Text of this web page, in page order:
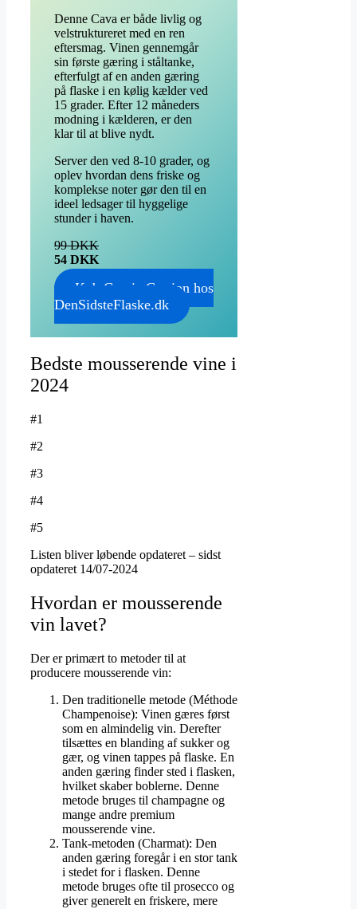
Denne Cava er både livlig og
velstruktureret med en ren
eftersmag. Vinen gennemgår
sin første gæring i ståltanke,
efterfulgt af en anden gæring
på flaske i en kølig kælder ved
15 grader. Efter 12 måneders
modning i kælderen, er den
klar til at blive nydt.
Server den ved 8-10 grader, og
oplev hvordan dens friske og
komplekse noter gør den til en
ideel ledsager til hyggelige
stunder i haven.
99 DKK
54 DKK
Køb Garcia Carrion hos
DenSidsteFlaske.dk
Bedste mousserende vine i
2024
#1
#2
#3
#4
#5
Listen bliver løbende opdateret – sidst
opdateret 14/07-2024
Hvordan er mousserende
vin lavet?
Der er primært to metoder til at
producere mousserende vin:
Den traditionelle metode (Méthode
Champenoise): Vinen gæres først
som en almindelig vin. Derefter
tilsættes en blanding af sukker og
gær, og vinen tappes på flaske. En
anden gæring finder sted i flasken,
hvilket skaber boblerne. Denne
metode bruges til champagne og
mange andre premium
mousserende vine.
Tank-metoden (Charmat): Den
anden gæring foregår i en stor tank
i stedet for i flasken. Denne
metode bruges ofte til prosecco og
giver generelt en friskere, mere